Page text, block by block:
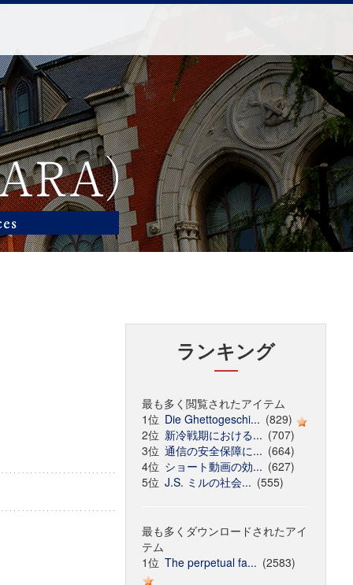
ランキング
最も多く閲覧されたアイテム
1位 Die Ghettogeschi... (829)
2位 新冷戦期における... (707)
3位 通信の安全保障に... (664)
4位 ショート動画の効... (627)
5位 J.S. ミルの社会... (555)
最も多くダウンロードされたアイ
テム
1位 The perpetual fa... (2583)